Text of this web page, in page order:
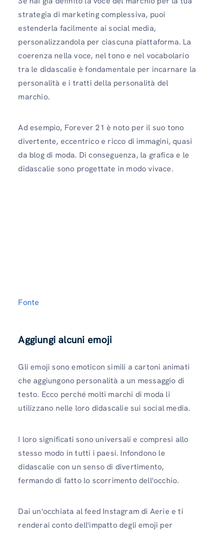
strategia di marketing complessiva, puoi
estenderla facilmente ai social media,
personalizzandola per ciascuna piattaforma. La
coerenza nella voce, nel tono e nel vocabolario
tra le didascalie è fondamentale per incarnare la
personalità e i tratti della personalità del
marchio.
Ad esempio, Forever 21 è noto per il suo tono
divertente, eccentrico e ricco di immagini, quasi
da blog di moda. Di conseguenza, la grafica e le
didascalie sono progettate in modo vivace.
Fonte
Aggiungi alcuni emoji
Gli emoji sono emoticon simili a cartoni animati
che aggiungono personalità a un messaggio di
testo. Ecco perché molti marchi di moda li
utilizzano nelle loro didascalie sui social media.
I loro significati sono universali e compresi allo
stesso modo in tutti i paesi. Infondono le
didascalie con un senso di divertimento,
fermando di fatto lo scorrimento dell'occhio.
Dai un'occhiata al feed Instagram di Aerie e ti
renderai conto dell'impatto degli emoji per